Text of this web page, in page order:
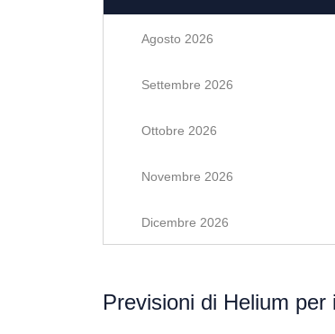
Agosto 2026
Settembre 2026
Ottobre 2026
Novembre 2026
Dicembre 2026
Previsioni di Helium per